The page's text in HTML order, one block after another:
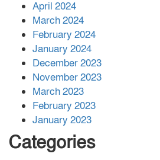
April 2024
March 2024
February 2024
January 2024
December 2023
November 2023
March 2023
February 2023
January 2023
Categories